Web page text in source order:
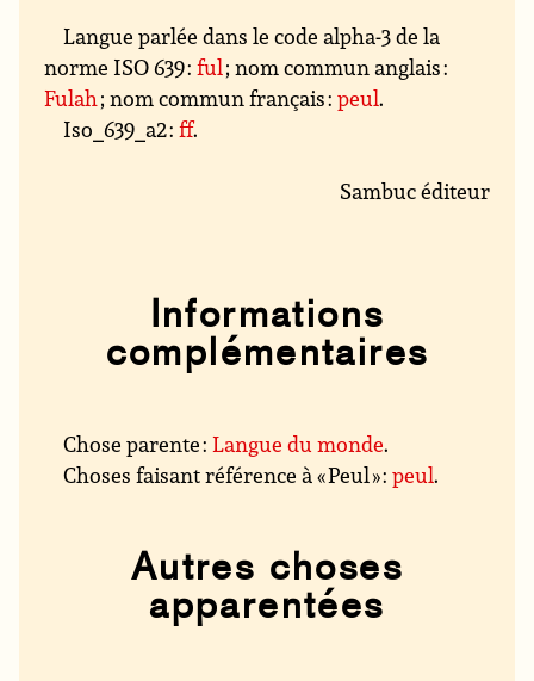
Langue parlée dans le code alpha-3 de la
norme ISO 639 :ful; nom commun anglais :
Fulah; nom commun français :peul.
Iso_639_a2 :ff.
Sambuc éditeur
Informations
complémentaires
Chose parente :Langue du monde.
Choses faisant référence à « Peul » :peul.
Autres choses
apparentées